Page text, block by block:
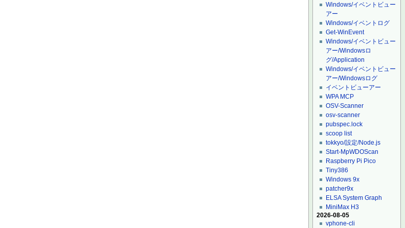
Windows/イベントビュー
アー
Windows/イベントログ
Get-WinEvent
Windows/イベントビュー
アー/Windowsロ
グ/Application
Windows/イベントビュー
アー/Windowsログ
イベントビューアー
WPA MCP
OSV-Scanner
osv-scanner
pubspec.lock
scoop list
tokkyo/設定/Node.js
Start-MpWDOScan
Raspberry Pi Pico
Tiny386
Windows 9x
patcher9x
ELSA System Graph
MiniMax H3
2026-08-05
vphone-cli